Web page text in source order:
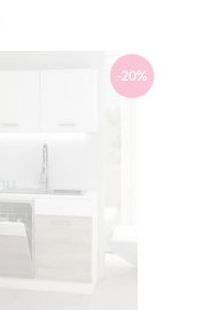
-20%